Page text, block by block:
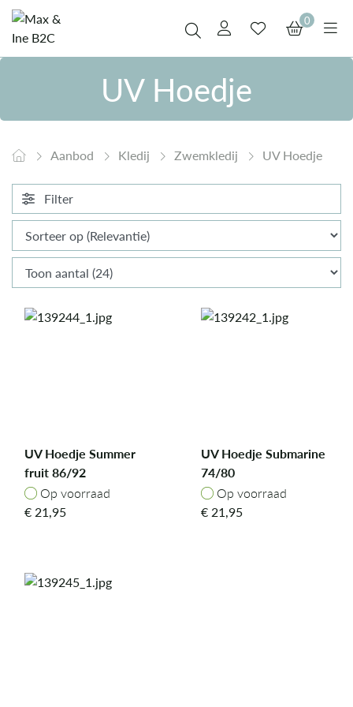
0
UV Hoedje
Aanbod Kledij Zwemkledij UV Hoedje
Filter
UV Hoedje Summer
fruit 86/92
Op voorraad
Op voorraad
€21,95
UV Hoedje Submarine
74/80
Op voorraad
Op voorraad
€21,95